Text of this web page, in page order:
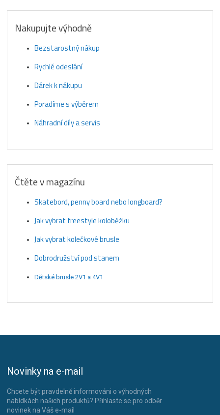
Nakupujte výhodně
Bezstarostný nákup
Rychlé odeslání
Dárek k nákupu
Poradíme s výběrem
Náhradní díly a servis
Čtěte v magazínu
Skatebord, penny board nebo longboard?
Jak vybrat freestyle koloběžku
Jak vybrat kolečkové brusle
Dobrodružství pod stanem
Dětské brusle 2V1 a 4V1
Novinky na e-mail
Chcete být pravdelně informováni o výhodných
nabídkách našich produktů? Přihlaste se pro odběr
novinek na Váš e-mail